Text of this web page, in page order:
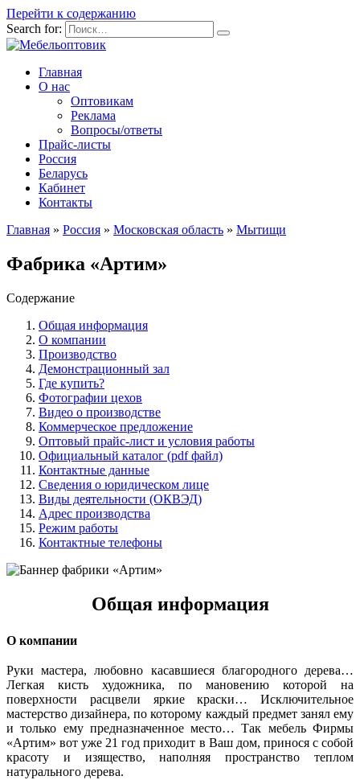
Перейти к содержанию
Search for:
Главная
О нас
Оптовикам
Реклама
Вопросы/ответы
Прайс-листы
Россия
Беларусь
Кабинет
Контакты
Главная » Россия » Московская область » Мытищи
Фабрика «Артим»
Содержание
Общая информация
О компании
Производство
Демонстрационный зал
Где купить?
Фотографии цехов
Видео о производстве
Коммерческое предложение
Оптовый прайс-лист и условия работы
Официальный каталог (pdf файл)
Контактные данные
Сведения о юридическом лице
Виды деятельности (ОКВЭД)
Адрес производства
Режим работы
Контактные телефоны
Общая информация
О компании
Руки мастера, любовно касавшиеся благородного дерева…
Легкая кисть художника, по мановению которой на
поверхности расцвели яркие краски… Исключительное
мастерство дизайнера, по которому каждый предмет занял ему
и только ему предназначенное место… Так мебель Фирмы
«Артим» вот уже 21 год приходит в Ваш дом, принося с собой
красоту и изящество, наполняя пространство теплом
натурального дерева.